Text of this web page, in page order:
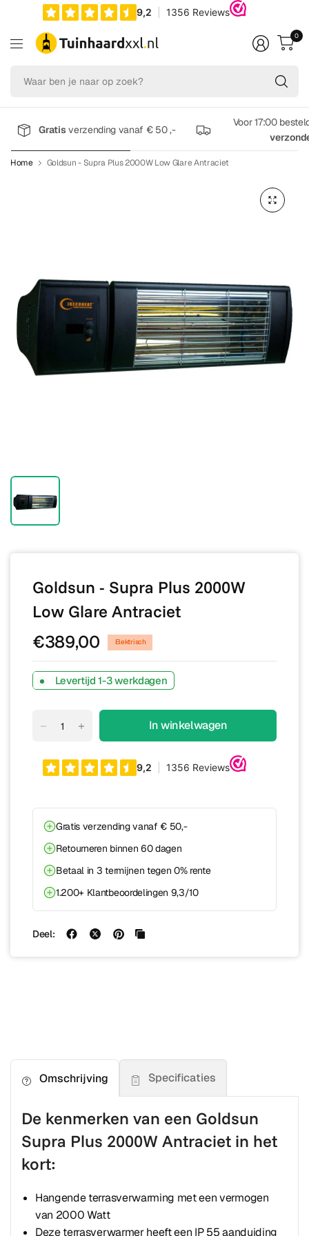
op
0
Gratisverzending vanaf € 50 ,-
Voor 17:00
Home Goldsun - Supra Plus 2000W Low Glare Antraciet
Goldsun - Supra Plus 2000W
Low Glare Antraciet
€389,00 Elektrisch
Levertijd 1-3 werkdagen
In winkelwagen
Gratis verzending vanaf € 50,-
Retourneren binnen 60 dagen
Betaal in 3 termijnen tegen 0% rente
1.200+ Klantbeoordelingen 9,3/10
Deel:
Omschrijving Specificaties
De kenmerken van een Goldsun
Supra Plus 2000W Antraciet in het
kort:
Hangende terrasverwarming met een vermogen
van 2000 Watt
Deze terrasverwarmer heeft een IP 55 aanduiding